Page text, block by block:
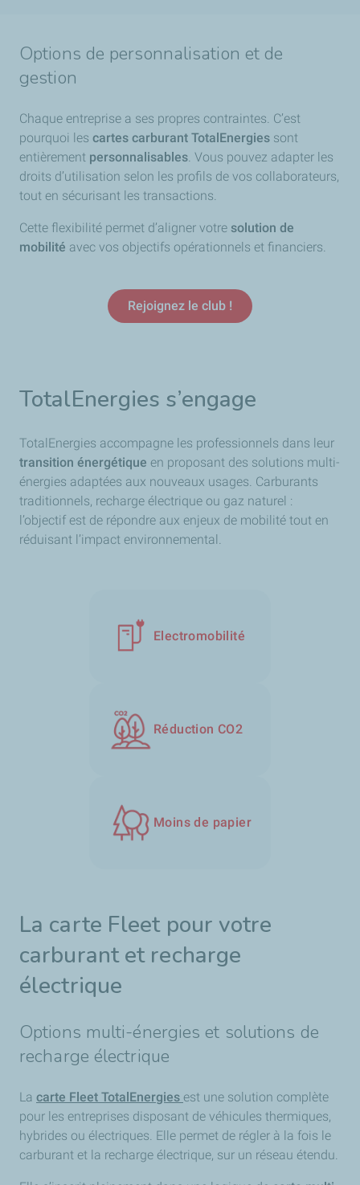
Options de personnalisation et de
gestion
Chaque entreprise a ses propres contraintes. C’est
pourquoi les cartes carburant TotalEnergies sont
entièrement personnalisables. Vous pouvez adapter les
droits d’utilisation selon les profils de vos collaborateurs,
tout en sécurisant les transactions.
Cette flexibilité permet d’aligner votre solution de
mobilité avec vos objectifs opérationnels et financiers.
Rejoignez le club !
TotalEnergies s’engage
TotalEnergies accompagne les professionnels dans leur
transition énergétique en proposant des solutions multi-
énergies adaptées aux nouveaux usages. Carburants
traditionnels, recharge électrique ou gaz naturel :
l’objectif est de répondre aux enjeux de mobilité tout en
réduisant l’impact environnemental.
Electromobilité
Réduction CO2
Moins de papier
La carte Fleet pour votre
carburant et recharge
électrique
Options multi-énergies et solutions de
recharge électrique
La carte Fleet TotalEnergies est une solution complète
pour les entreprises disposant de véhicules thermiques,
hybrides ou électriques. Elle permet de régler à la fois le
carburant et la recharge électrique, sur un réseau étendu.